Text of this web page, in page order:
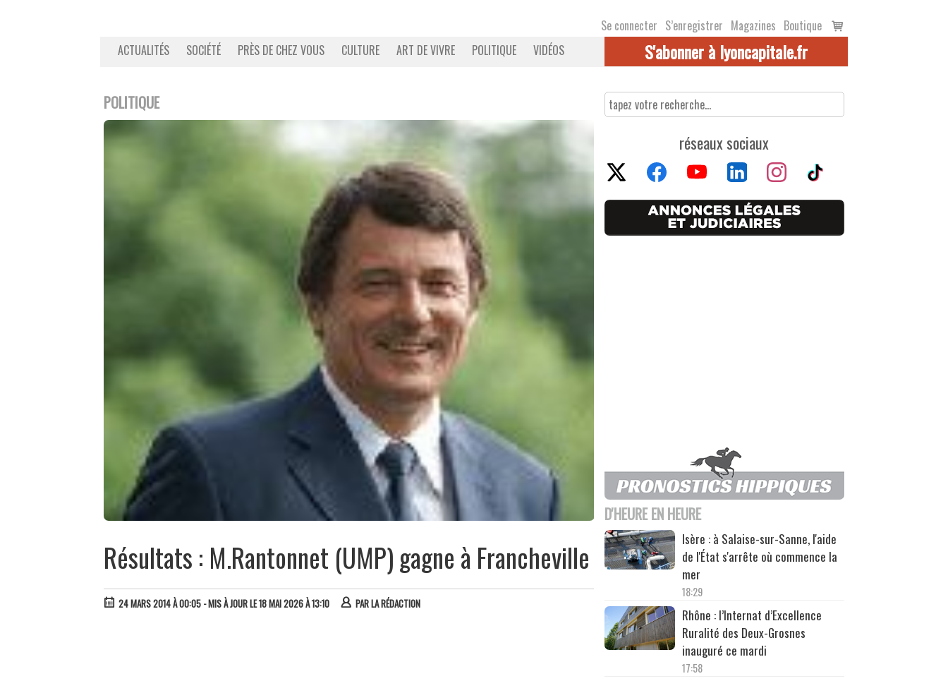
Se connecter S’enregistrer Magazines Boutique
Voir
le
ACTUALITÉS SOCIÉTÉ PRÈS DE CHEZ VOUS CULTURE ART DE VIVRE POLITIQUE VIDÉOS S'abonner à lyoncapitale.fr
POLITIQUE
Résultats : M.Rantonnet (UMP) gagne à Francheville
24 MARS 2014 À 00:05 - MIS À JOUR LE 18 MAI 2026 À 13:10 PARLA RÉDACTION
réseaux sociaux
D'HEURE EN HEURE
Isère : à Salaise-sur-Sanne, l'aide
de l'État s'arrête où commence la
mer
18:29
Rhône : l’Internat d’Excellence
Ruralité des Deux-Grosnes
inauguré ce mardi
17:58